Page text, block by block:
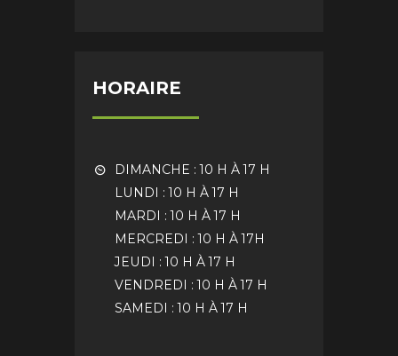
HORAIRE
DIMANCHE : 10 H À 17 H
LUNDI : 10 H À 17 H
MARDI : 10 H À 17 H
MERCREDI : 10 H À 17H
JEUDI : 10 H À 17 H
VENDREDI : 10 H À 17 H
SAMEDI : 10 H À 17 H